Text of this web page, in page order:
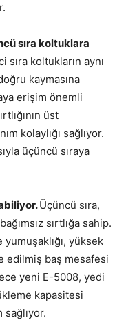
sıra koltuklara
sıra koltukların aynı
kaymasına
erişim önemli
üst
kolaylığı sağlıyor.
üçüncü sıraya
Üçüncü sıra,
sırtlığa sahip.
yüksek
edilmiş baş mesafesi
yeni E-5008, yedi
kapasitesi